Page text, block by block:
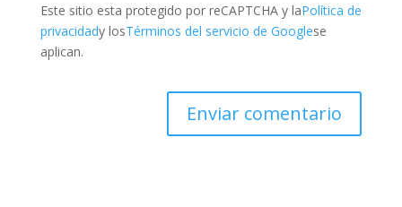
Este sitio esta protegido por reCAPTCHA y laPolítica de
privacidady losTérminos del servicio de Googlese
aplican.